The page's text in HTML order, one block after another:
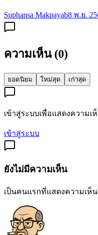
Suphansa Makpayab8 พ.ย.
ความเห็น (0)
ยอดนิยม ใหม่สุด เก่าสุด
เข้าสู่ระบบเพื่อแสดงความเ
เข้าสู่ระบบ
ยังไม่มีความเห็น
เป็นคนแรกที่แสดงความเห็